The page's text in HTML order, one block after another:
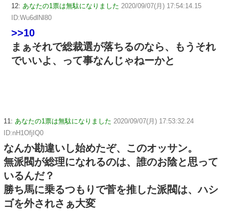
12: あなたの1票は無駄になりました 2020/09/07(月) 17:54:14.15
ID:Wu6dlNl80
>>10
まぁそれで総裁選が落ちるのなら、もうそれ
でいいよ、って事なんじゃねーかと
11: あなたの1票は無駄になりました 2020/09/07(月) 17:53:32.24
ID:nH1OfjIQ0
なんか勘違いし始めたぞ、このオッサン。
無派閥が総理になれるのは、誰のお陰と思って
いるんだ？
勝ち馬に乗るつもりで菅を推した派閥は、ハシ
ゴを外されさぁ大変